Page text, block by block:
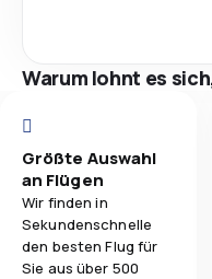
Warum lohnt es
Größte Auswahl
an Flügen
Wir finden in
Sekundenschnelle
den besten Flug für
Sie aus über 500